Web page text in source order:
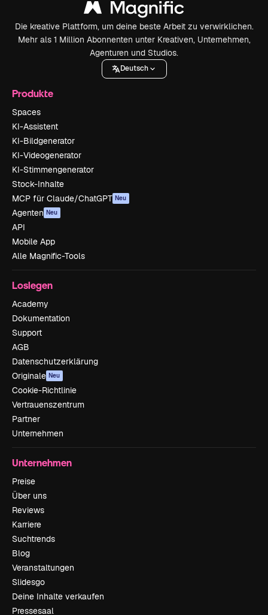
Die kreative Plattform, um deine beste Arbeit zu verwirklichen.
Mehr als 1 Million Abonnenten unter Kreativen, Unternehmen,
Agenturen und Studios.
Deutsch
Produkte
Spaces
KI-Assistent
KI-Bildgenerator
KI-Videogenerator
KI-Stimmengenerator
Stock-Inhalte
MCP für Claude/ChatGPT Neu
Agenten Neu
API
Mobile App
Alle Magnific-Tools
Loslegen
Academy
Dokumentation
Support
AGB
Datenschutzerklärung
Originale Neu
Cookie-Richtlinie
Vertrauenszentrum
Partner
Unternehmen
Unternehmen
Preise
Über uns
Reviews
Karriere
Suchtrends
Blog
Veranstaltungen
Slidesgo
Deine Inhalte verkaufen
Pressesaal